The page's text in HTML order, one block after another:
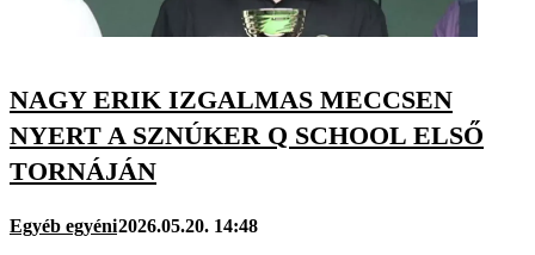
NAGY ERIK IZGALMAS MECCSEN
NYERT A SZNÚKER Q SCHOOL ELSŐ
TORNÁJÁN
Egyéb egyéni2026.05.20. 14:48